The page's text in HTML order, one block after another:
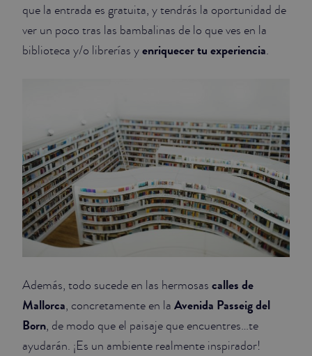
que la entrada es gratuita, y tendrás la oportunidad de
ver un poco tras las bambalinas de lo que ves en la
biblioteca y/o librerías yenriquecer tu experiencia.
Además, todo sucede en las hermosas calles de
Mallorca, concretamente en la Avenida Passeig del
Born, de modo que el paisaje que encuentres…te
ayudarán. ¡Es un ambiente realmente inspirador!